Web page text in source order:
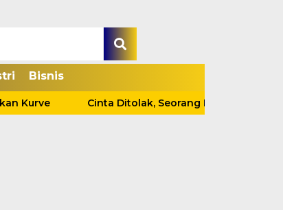
Bisnis
Cinta Ditolak, Seorang Pria Tewas